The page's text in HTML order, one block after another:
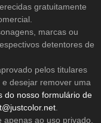
gratuitamente
marcas ou
detentores de
pelos titulares
desejar remover uma
do nosso formulário de
.
ao uso privado,